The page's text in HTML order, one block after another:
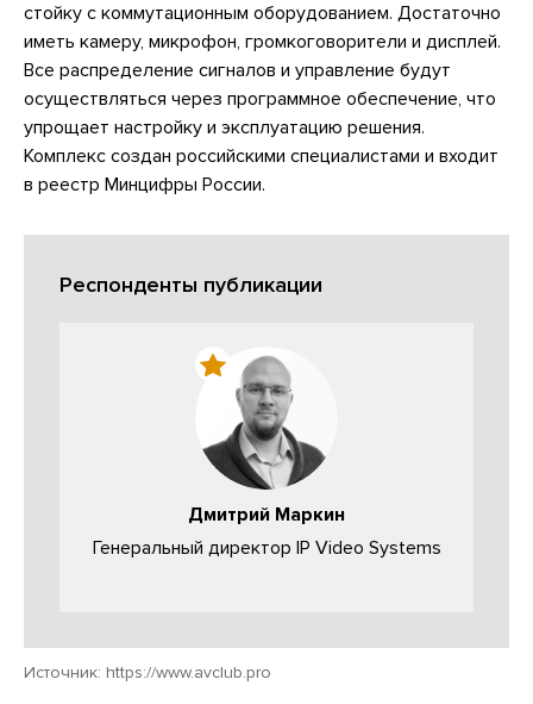
стойку с коммутационным оборудованием. Достаточно
иметь камеру, микрофон, громкоговорители и дисплей.
Все распределение сигналов и управление будут
осуществляться через программное обеспечение, что
упрощает настройку и эксплуатацию решения.
Комплекс создан российскими специалистами и входит
в реестр Минцифры России.
Респонденты публикации
Дмитрий Маркин
Генеральный директор IP Video Systems
Источник: https://www.avclub.pro